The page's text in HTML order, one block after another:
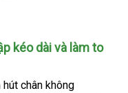
kéo dàifacebook
và làm to
chân không